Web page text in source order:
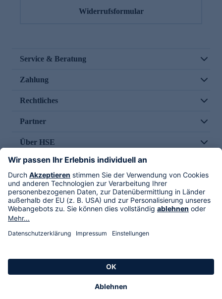
Widerrufsformular
Service & Beratung
Zahlung
Rechtliches
Partner
Über HSE
Im TV
HSE International